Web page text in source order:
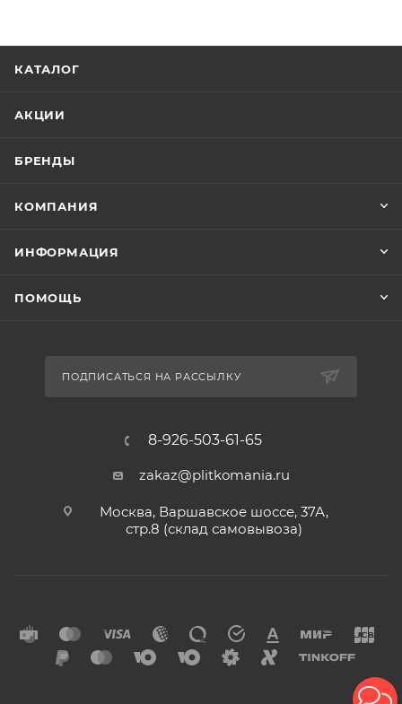
КАТАЛОГ
АКЦИИ
БРЕНДЫ
КОМПАНИЯ
ИНФОРМАЦИЯ
ПОМОЩЬ
ПОДПИСАТЬСЯ НА РАССЫЛКУ
8-926-503-61-65
zakaz@plitkomania.ru
Москва, Варшавское шоссе, 37А,
стр.8 (склад самовывоза)